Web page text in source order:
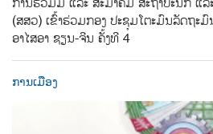
ການຮ່ວມມື ແລະ ສະມາຄົມ ສະຖາປະນິກ ແລ
(ສສວ) ເຂົ້າຮ່ວມກອງ ປະຊຸມໂຕະມົນລັດຖະ
ອາໄສອາ ຊຽນ-ຈີນ ຄັ້ງທີ 4
ການເມືອງ